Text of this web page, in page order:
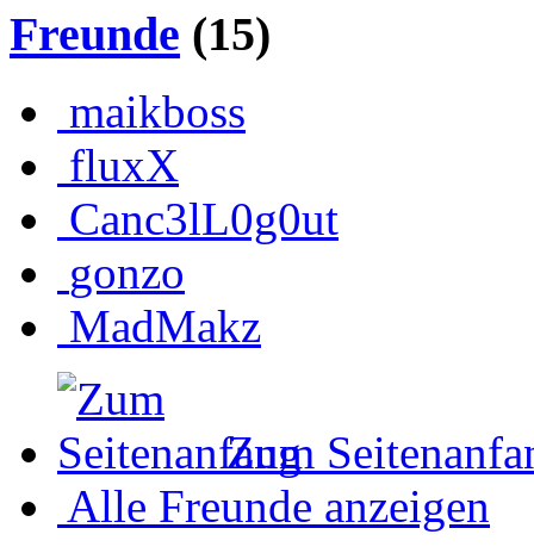
Freunde (15)
maikboss
fluxX
Canc3lL0g0ut
gonzo
MadMakz
Zum
Alle Freunde anzeigen